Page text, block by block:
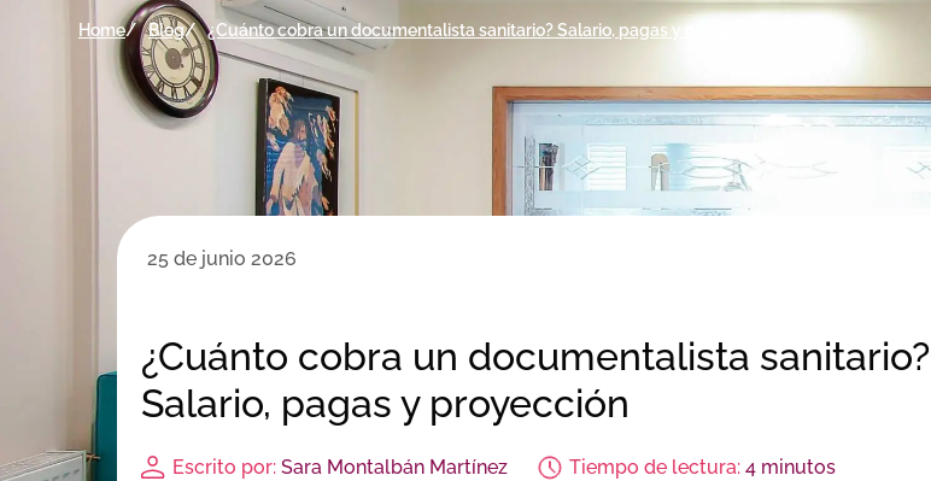
Home Blog ¿Cuánto cobra un documentalista sanitario? Salario, pagas y proyección
25 de junio 2026
¿Cuánto cobra un documentalista sanitario?
Salario, pagas y proyección
Escrito por: Sara Montalbán Martínez Tiempo de lectura: 4 minutos